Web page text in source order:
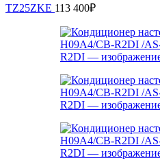
TZ25ZKE 113 400₽